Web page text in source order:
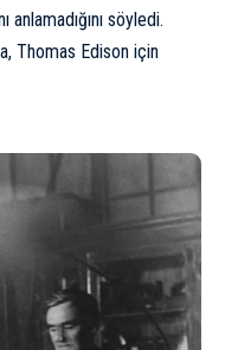
anlamadığını söyledi.
Thomas Edison için